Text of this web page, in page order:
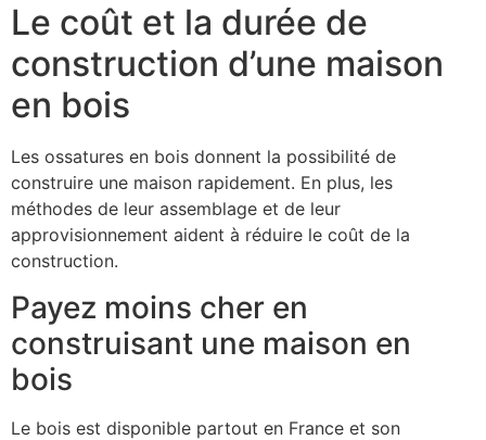
Le coût et la durée de
construction d’une maison
en bois
Les ossatures en bois donnent la possibilité de
construire une maison rapidement. En plus, les
méthodes de leur assemblage et de leur
approvisionnement aident à réduire le coût de la
construction.
Payez moins cher en
construisant une maison en
bois
Le bois est disponible partout en France et son